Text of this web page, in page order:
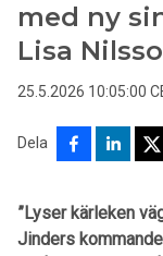
med ny
Lisa
25.5.2026 10:05:00
Dela
”Lyser kärleken
Jinders